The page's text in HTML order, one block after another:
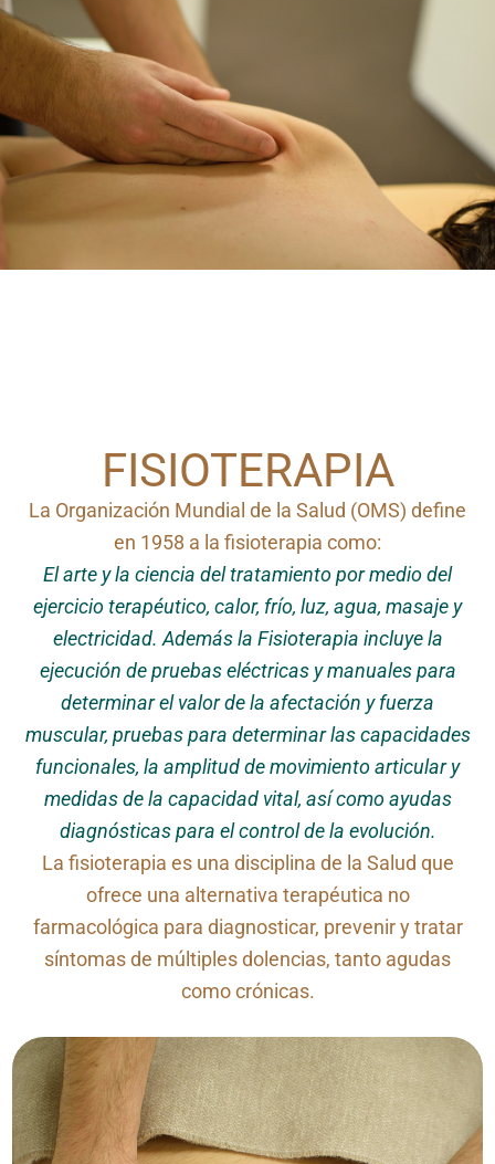
FISIOTERAPIA
La Organización Mundial de la Salud (OMS) define
en 1958 a la fisioterapia como:
El arte y la ciencia del tratamiento por medio del
ejercicio terapéutico, calor, frío, luz, agua, masaje y
electricidad. Además la Fisioterapia incluye la
ejecución de pruebas eléctricas y manuales para
determinar el valor de la afectación y fuerza
muscular, pruebas para determinar las capacidades
funcionales, la amplitud de movimiento articular y
medidas de la capacidad vital, así como ayudas
diagnósticas para el control de la evolución.
La fisioterapia es una disciplina de la Salud que
ofrece una alternativa terapéutica no
farmacológica para diagnosticar, prevenir y tratar
síntomas de múltiples dolencias, tanto agudas
como crónicas.